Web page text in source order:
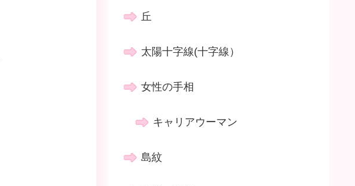
丘
太陽十字線(十字線）
女性の手相
キャリアウーマン
島紋